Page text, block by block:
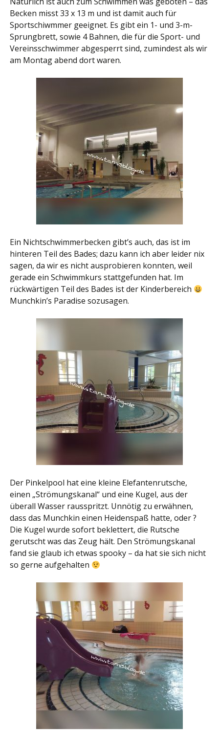
Becken misst 33 x 13 m und ist damit auch für
Sportschiwmmer geeignet. Es gibt ein 1- und 3-m-
Sprungbrett, sowie 4 Bahnen, die für die Sport- und
Vereinsschwimmer abgesperrt sind, zumindest als wir
am Montag abend dort waren.
Ein Nichtschwimmerbecken gibt’s auch, das ist im
hinteren Teil des Bades; dazu kann ich aber leider nix
sagen, da wir es nicht ausprobieren konnten, weil
gerade ein Schwimmkurs stattgefunden hat. Im
rückwärtigen Teil des Bades ist der Kinderbereich
Munchkin’s Paradise sozusagen.
Der Pinkelpool hat eine kleine Elefantenrutsche,
einen „Strömungskanal“ und eine Kugel, aus der
überall Wasser rausspritzt. Unnötig zu erwähnen,
dass das Munchkin einen Heidenspaß hatte, oder ?
Die Kugel wurde sofort beklettert, die Rutsche
gerutscht was das Zeug hält. Den Strömungskanal
fand sie glaub ich etwas spooky – da hat sie sich nicht
so gerne aufgehalten